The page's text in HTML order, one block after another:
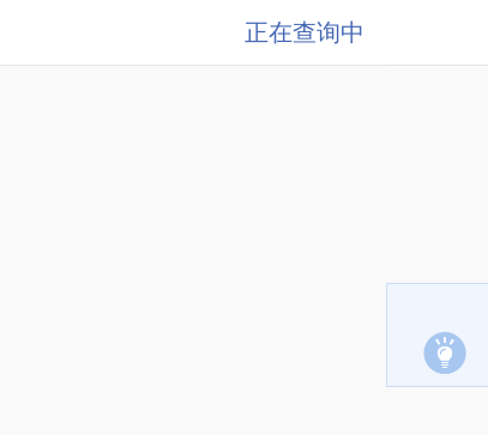
正在查询中